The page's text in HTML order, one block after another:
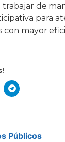
de
para
con mayor
Públicos